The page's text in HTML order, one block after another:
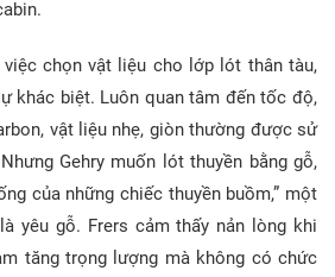
chọn vật liệu cho lớp lót thân tàu,
khác biệt. Luôn quan tâm đến tốc độ,
vật liệu nhẹ, giòn thường được sử
Gehry muốn lót thuyền bằng gỗ,
của những chiếc thuyền buồm,” một
yêu gỗ. Frers cảm thấy nản lòng khi
tăng trọng lượng mà không có chức